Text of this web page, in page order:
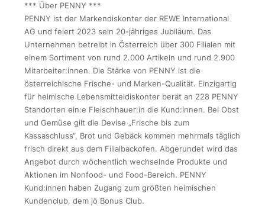
*** Über PENNY ***
PENNY ist der Markendiskonter der REWE International
AG und feiert 2023 sein 20-jähriges Jubiläum. Das
Unternehmen betreibt in Österreich über 300 Filialen mit
einem Sortiment von rund 2.000 Artikeln und rund 2.900
Mitarbeiter:innen. Die Stärke von PENNY ist die
österreichische Frische- und Marken-Qualität. Einzigartig
für heimische Lebensmitteldiskonter berät an 228 PENNY
Standorten ein:e Fleischhauer:in die Kund:innen. Bei Obst
und Gemüse gilt die Devise „Frische bis zum
Kassaschluss“, Brot und Gebäck kommen mehrmals täglich
frisch direkt aus dem Filialbackofen. Abgerundet wird das
Angebot durch wöchentlich wechselnde Produkte und
Aktionen im Nonfood- und Food-Bereich. PENNY
Kund:innen haben Zugang zum größten heimischen
Kundenclub, dem jö Bonus Club.